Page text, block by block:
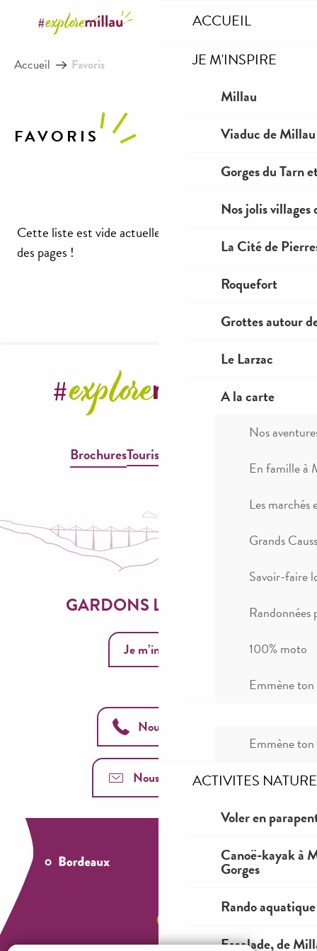
principal
ACCUEIL
JE M'INSPIRE
Millau
Viaduc de Millau
Gorges du Tarn
Nos jolis villages
La Cité de
Roquefort
Grottes autour
Le Larzac
A la carte
Nos
En famille à
Les marchés
Grands
Savoir-faire
Randonnées
100% moto
Emmène
Emmène
ACTIVITES NATURE
Voler en
Canoë-kayak à
Gorges
Rando
Escalade, de
Accueil Favoris
FAVORIS
Cette liste est vide actuellement. Naviguez et ajoutez
des pages !
BrochuresTourisme & Handicap
GARDONS LE CONTACT
Je m’inscris
Nous appeler
Nous contacter